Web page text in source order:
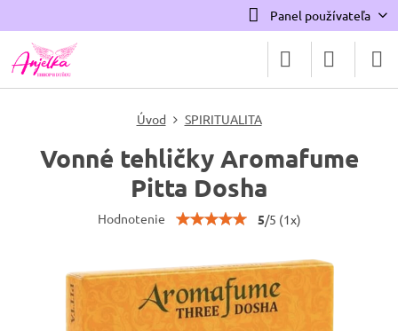
Panel používateľa
Úvod SPIRITUALITA
Vonné tehličky Aromafume
Pitta Dosha
Hodnotenie 5/5 (1x)